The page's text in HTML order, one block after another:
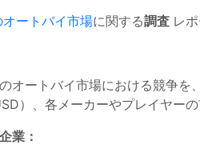
ートバイ市場に関する調査 レ
オートバイ市場における競争
）、各メーカーやプレイヤー
業：